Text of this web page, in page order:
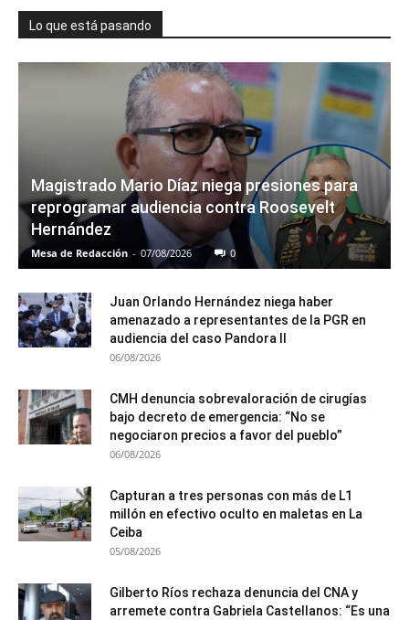
Lo que está pasando
Magistrado Mario Díaz niega presiones para
reprogramar audiencia contra Roosevelt
Hernández
Mesa de Redacción - 07/08/2026 0
Juan Orlando Hernández niega haber
amenazado a representantes de la PGR en
audiencia del caso Pandora II
06/08/2026
CMH denuncia sobrevaloración de cirugías
bajo decreto de emergencia: “No se
negociaron precios a favor del pueblo”
06/08/2026
Capturan a tres personas con más de L1
millón en efectivo oculto en maletas en La
Ceiba
05/08/2026
Gilberto Ríos rechaza denuncia del CNA y
arremete contra Gabriela Castellanos: “Es una